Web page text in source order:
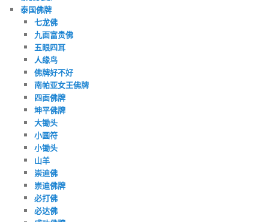
泰国佛牌
七龙佛
九面富贵佛
五眼四耳
人缘鸟
佛牌好不好
南帕亚女王佛牌
四面佛牌
坤平佛牌
大锄头
小圆符
小锄头
山羊
崇迪佛
崇迪佛牌
必打佛
必达佛